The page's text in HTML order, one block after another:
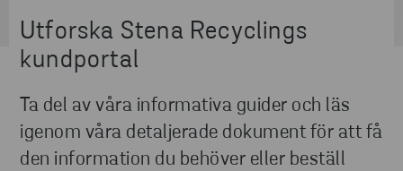
Utforska Stena Recyclings
kundportal
Ta del av våra informativa guider och läs
igenom våra detaljerade dokument för att få
den information du behöver eller beställ